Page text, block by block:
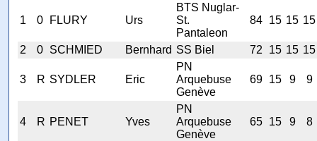
1 0 FLURY Urs
BTS Nuglar-
St.
Pantaleon
84 15 15 15
2 0 SCHMIED Bernhard SS Biel 72 15 15 15
3 R SYDLER Eric
PN
Arquebuse
Genève
69 15 9 9
4 R PENET Yves
PN
Arquebuse
Genève
65 15 9 8